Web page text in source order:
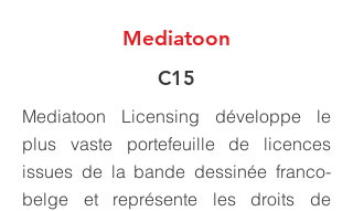
Mediatoon
C15
Mediatoon Licensing développe le
plus vaste portefeuille de licences
issues de la bande dessinée franco-
belge et représente les droits de